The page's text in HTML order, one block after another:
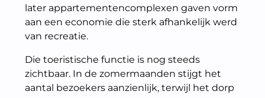
later appartementencomplexen gaven vorm
aan een economie die sterk afhankelijk werd
van recreatie.
Die toeristische functie is nog steeds
zichtbaar. In de zomermaanden stijgt het
aantal bezoekers aanzienlijk, terwijl het dorp